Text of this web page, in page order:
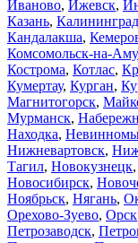
Иваново, Ижевск,
Казань, Калининград
Кандалакша,
Комсомольск-на-
Кострома, Котлас,
Кумертау, Курган,
Магнитогорск,
Мурманск,
Находка,
Нижневартовск,
Тагил, Новокузнецк,
Новосибирск,
Ноябрьск, Нягань,
Орехово-Зуево, Орск
Петрозаводск,